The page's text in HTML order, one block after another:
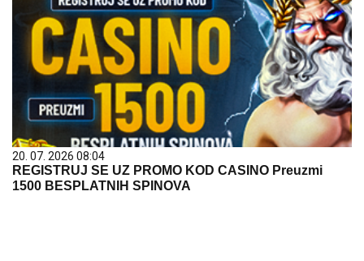
20. 07. 2026 08:04
REGISTRUJ SE UZ PROMO KOD CASINO Preuzmi
1500 BESPLATNIH SPINOVA